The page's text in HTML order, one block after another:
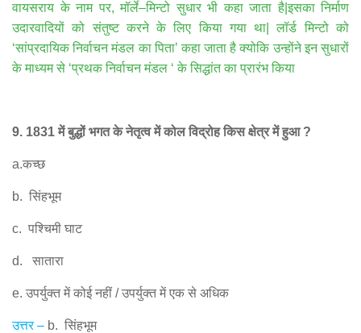
वायसराय के नाम पर,मॉर्ले–मिन्टो सुधार भी कहा जाता है|इसका निर्माण
उदारवादियों को संतुष्ट करने के लिए किया गया था |लॉर्ड मिन्टो को
‘सांप्रदायिक निर्वाचन मंडल का पिता’कहा जाता है क्योकि उन्होंने इन सुधारों
के माध्यम से ‘प्रथक निर्वाचन मंडल ‘के सिद्धांत का प्रारंभ किया
9. 1831में बुद्धों भगत के नेतृत्व में कोल विद्रोह किस क्षेत्र में हुआ?
a.कच्छ
b. सिंहभूम
c. पश्चिमी घाट
d. सातारा
e. उपर्युक्त में कोई नहीं /उपर्युक्त में एक से अधिक
उत्तर– b. सिंहभूम